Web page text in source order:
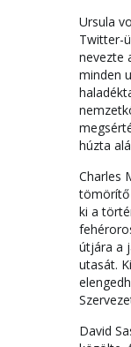
Ursula
Twitter-
nevezte
minden
húzta
Charles
tömörítő
ki a
útjára a
utasát.
David